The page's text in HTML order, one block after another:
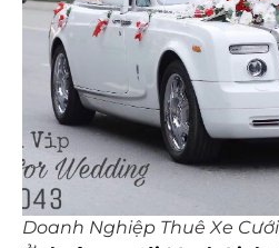
Doanh Nghiệp Thuê Xe